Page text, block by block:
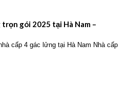
gói 2025 tại Hà Nam –
cấp 4 gác lửng tại Hà Nam Nhà cấp